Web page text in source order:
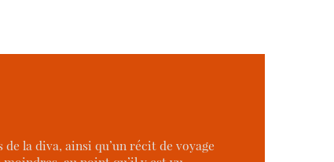
la diva, ainsi qu’un récit de voyage